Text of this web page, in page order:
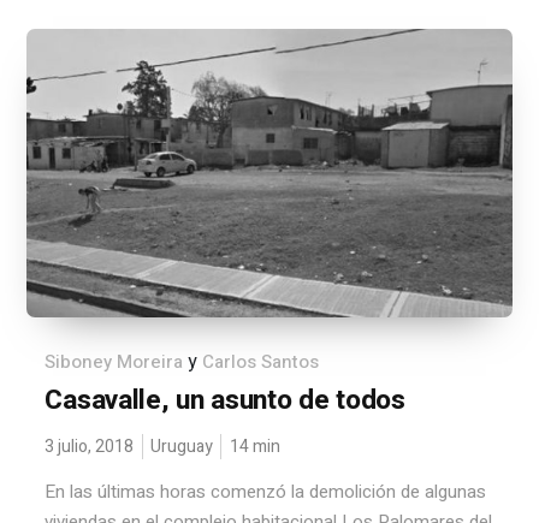
Siboney Moreira y Carlos Santos
Casavalle, un asunto de todos
3 julio, 2018 Uruguay 14min
En las últimas horas comenzó la demolición de algunas